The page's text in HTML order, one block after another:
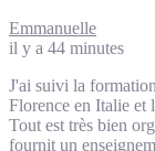
Emmanuelle
il y a 44 minutes
J'ai suivi la
Florence en Italie et
Tout est très bien
fournit un